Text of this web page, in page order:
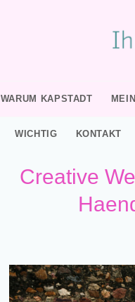
WARUM KAPSTADT
WICHTIG KONTAKT
Creative